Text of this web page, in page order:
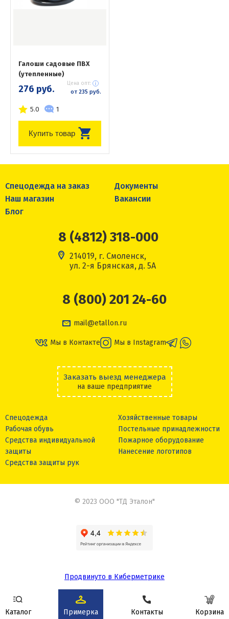
Галоши садовые ПВХ
(утепленные)
276 руб. Цена опт:
от 235 руб.
5.0 1
Купить товар
Каталог Примерка Контакты Корзина
Спецодежда на заказ
Документы
Наш магазин
Вакансии
Блог
8 (4812) 318-000
214019, г. Смоленск,
ул. 2-я Брянская, д. 5А
8 (800) 201 24-60
mail@etallon.ru
Мы в Контакте Мы в Instagram
Заказать выезд менеджера
на ваше предприятие
Спецодежда
Рабочая обувь
Средства индивидуальной
защиты
Средства защиты рук
Хозяйственные товары
Постельные принадлежности
Пожарное оборудование
Нанесение логотипов
© 2023 ООО "ТД Эталон"
Продвинуто в Киберметрике
Сделано в